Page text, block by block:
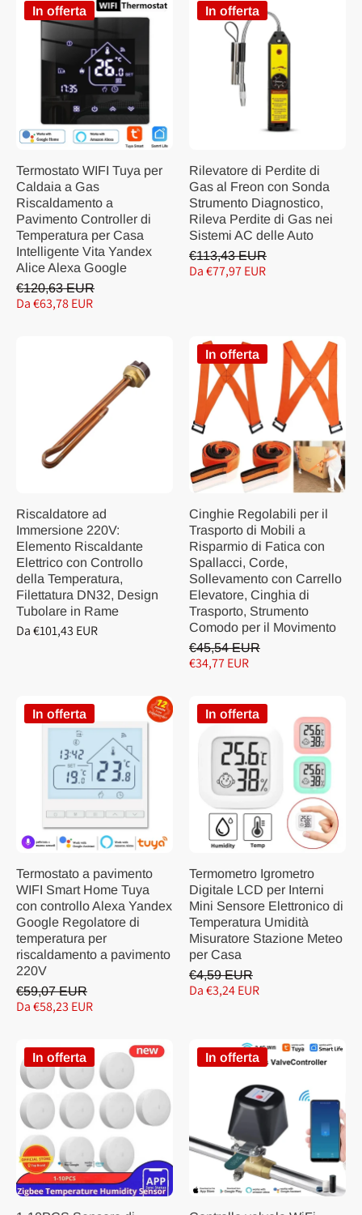
In offerta
Termostato WIFI Tuya per
Caldaia a Gas
Riscaldamento a
Pavimento Controller di
Temperatura per Casa
Intelligente Vita Yandex
Alice Alexa Google
€120,63 EUR
Da €63,78 EUR
In offerta
Rilevatore di Perdite di
Gas al Freon con Sonda
Strumento Diagnostico,
Rileva Perdite di Gas nei
Sistemi AC delle Auto
€113,43 EUR
Da €77,97 EUR
Riscaldatore ad
Immersione 220V:
Elemento Riscaldante
Elettrico con Controllo
della Temperatura,
Filettatura DN32, Design
Tubolare in Rame
Da €101,43 EUR
In offerta
Cinghie Regolabili per il
Trasporto di Mobili a
Risparmio di Fatica con
Spallacci, Corde,
Sollevamento con Carrello
Elevatore, Cinghia di
Trasporto, Strumento
Comodo per il Movimento
€45,54 EUR
€34,77 EUR
In offerta
Termostato a pavimento
WIFI Smart Home Tuya
con controllo Alexa Yandex
Google Regolatore di
temperatura per
riscaldamento a pavimento
220V
€59,07 EUR
Da €58,23 EUR
In offerta
Termometro Igrometro
Digitale LCD per Interni
Mini Sensore Elettronico di
Temperatura Umidità
Misuratore Stazione Meteo
per Casa
€4,59 EUR
Da €3,24 EUR
In offerta In offerta